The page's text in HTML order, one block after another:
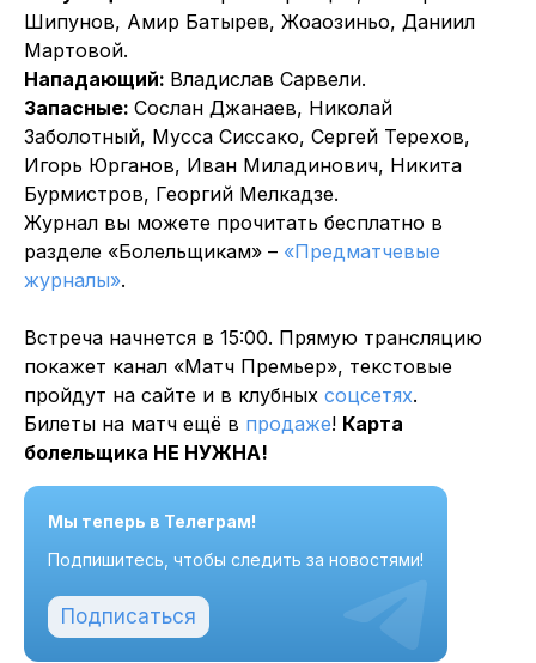
Шипунов, Амир Батырев, Жоаозиньо, Даниил
Мартовой.
Нападающий: Владислав Сарвели.
Запасные: Сослан Джанаев, Николай
Заболотный, Мусса Сиссако, Сергей Терехов,
Игорь Юрганов, Иван Миладинович, Никита
Бурмистров, Георгий Мелкадзе.
Журнал вы можете прочитать бесплатно в
разделе «Болельщикам» – «Предматчевые
журналы».
Встреча начнется в 15:00. Прямую трансляцию
покажет канал «Матч Премьер», текстовые
пройдут на сайте и в клубных соцсетях.
Билеты на матч ещё в продаже! Карта
болельщика НЕ НУЖНА!
Мы теперь в Телеграм!
Подпишитесь, чтобы следить за новостями!
Подписаться